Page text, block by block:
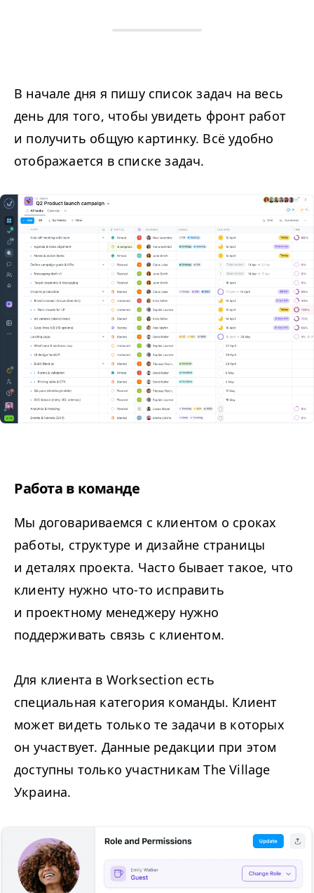
В начале дня я пишу список задач на весь
день для того, чтобы увидеть фронт работ
и получить общую картинку. Всё удобно
отображается в списке задач.
Работа в команде
Мы договариваемся с клиентом о сроках
работы, структуре и дизайне страницы
и деталях проекта. Часто бывает такое, что
клиенту нужно что-то исправить
и проектному менеджеру нужно
поддерживать связь с клиентом.
Для клиента в Worksection есть
специальная категория команды. Клиент
может видеть только те задачи в которых
он участвует. Данные редакции при этом
доступны только участникам The Village
Украина.